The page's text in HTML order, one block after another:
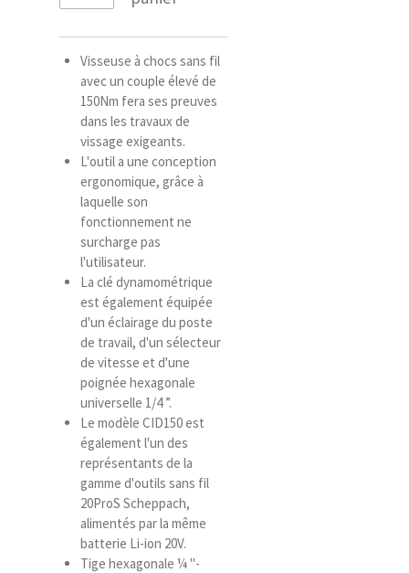
Visseuse à chocs sans fil
avec un couple élevé de
150Nm fera ses preuves
dans les travaux de
vissage exigeants.
L'outil a une conception
ergonomique, grâce à
laquelle son
fonctionnement ne
surcharge pas
l'utilisateur.
La clé dynamométrique
est également équipée
d'un éclairage du poste
de travail, d'un sélecteur
de vitesse et d'une
poignée hexagonale
universelle 1/4 ”.
Le modèle CID150 est
également l'un des
représentants de la
gamme d'outils sans fil
20ProS Scheppach,
alimentés par la même
batterie Li-ion 20V.
Tige hexagonale ¼ "-